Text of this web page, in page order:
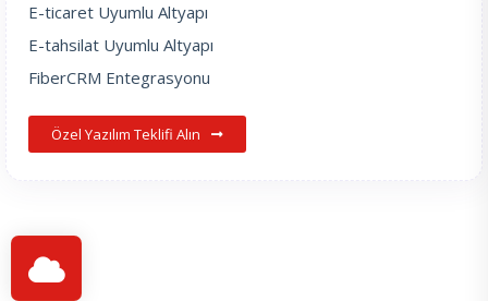
E-ticaret Uyumlu Altyapı
E-tahsilat Uyumlu Altyapı
FiberCRM Entegrasyonu
Özel Yazılım Teklifi Alın